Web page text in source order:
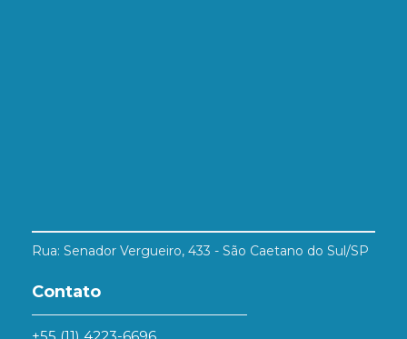
Rua: Senador Vergueiro, 433 - São Caetano do Sul/SP
Contato